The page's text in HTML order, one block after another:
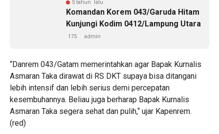
5 tahun lalu
Komandan Korem 043/Garuda Hitam
Kunjungi Kodim 0412/Lampung Utara
175 admin
“Danrem 043/Gatam memerintahkan agar Bapak Kurnalis
Asmaran Taka dirawat di RS DKT supaya bisa ditangani
lebih intensif dan lebih serius demi percepatan
kesembuhannya. Beliau juga berharap Bapak Kurnalis
Asmaran Taka segera sehat dan pulih,“ ujar Kapenrem.
(red)